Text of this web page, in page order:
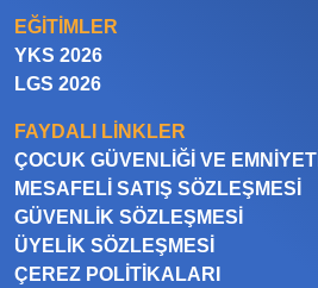
EĞITIMLER
YKS 2026
LGS 2026
FAYDALI LINKLER
ÇOCUK GÜVENLIĞI VE EMNIYETI
MESAFELI SATIŞ SÖZLEŞMESI
GÜVENLIK SÖZLEŞMESI
ÜYELIK SÖZLEŞMESI
ÇEREZ POLITIKALARI